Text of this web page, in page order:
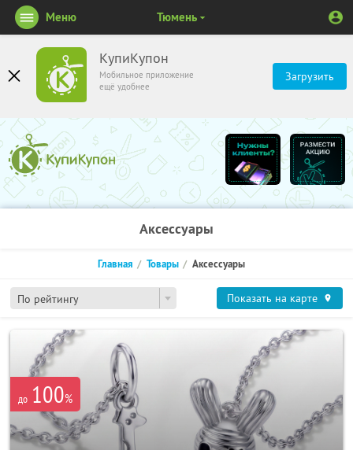
КупиКупон
Мобильное приложение
ещё удобнее
Загрузить
Меню Тюмень
Аксессуары
По рейтингу
Главная Товары Аксессуары
Показать на карте
до 100%